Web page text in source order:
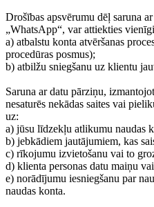
Drošības apsvērumu dēļ saruna
„WhatsApp“, var attiekties
a) atbalstu konta atvēršanas
procedūras posmus);
b) atbilžu sniegšanu uz klientu
Saruna ar datu pārziņu,
nesaturēs nekādas saites vai
uz:
a) jūsu līdzekļu atlikumu naudas
b) jebkādiem jautājumiem, kas
c) rīkojumu izvietošanu vai to
d) klienta personas datu maiņu
e) norādījumu iesniegšanu par
naudas konta.